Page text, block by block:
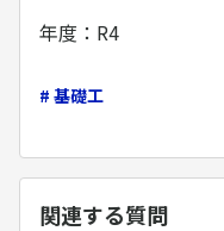
年度：R4
# 基礎工
関連する質問